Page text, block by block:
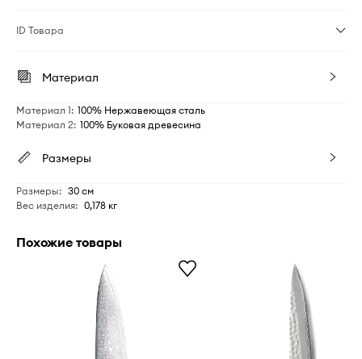
ID Товара
Материал
Материал 1: 100% Нержавеющая сталь
Материал 2: 100% Буковая древесина
Размеры
Размеры: 30 см
Вес изделия: 0,178 кг
Похожие товары